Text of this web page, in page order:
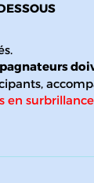
en